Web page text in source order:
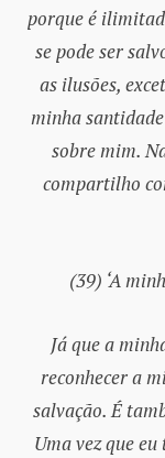
porque é
se pode ser
as ilusões,
minha
sobre mim.
compartilho
(39) ‘A
Já que a
reconhecer a
salvação. É
Uma vez que